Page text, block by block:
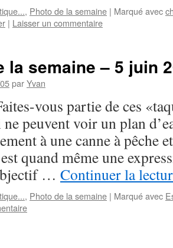
, Photo de la semaine | Marqué avec
| Laisser un commentaire
la semaine – 5 juin
parYvan
vous partie de ces
peuvent voir un plan
à une canne à pêche
quand même une
… Continuer la
, Photo de la semaine | Marqué avec